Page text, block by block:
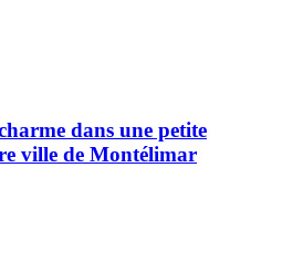
dans une petite
ville de Montélimar